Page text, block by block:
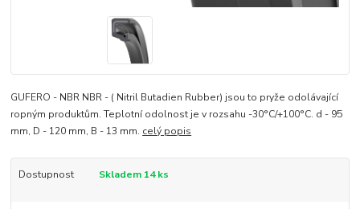
GUFERO - NBR NBR - ( Nitril Butadien Rubber) jsou to pryže odolávající
ropným produktům. Teplotní odolnost je v rozsahu -30°C/+100°C. d - 95
mm, D - 120 mm, B - 13 mm. celý popis
Dostupnost Skladem 14 ks